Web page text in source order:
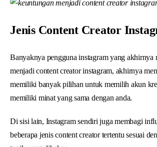
Jenis Content Creator
Banyaknya pengguna instagram yang akhirnya
menjadi content creator instagram, akhirnya
memiliki banyak pilihan untuk memilih akun
memiliki minat yang sama dengan anda.
Di sisi lain, Instagram sendiri juga membagi
beberapa jenis content creator tertentu sesuai